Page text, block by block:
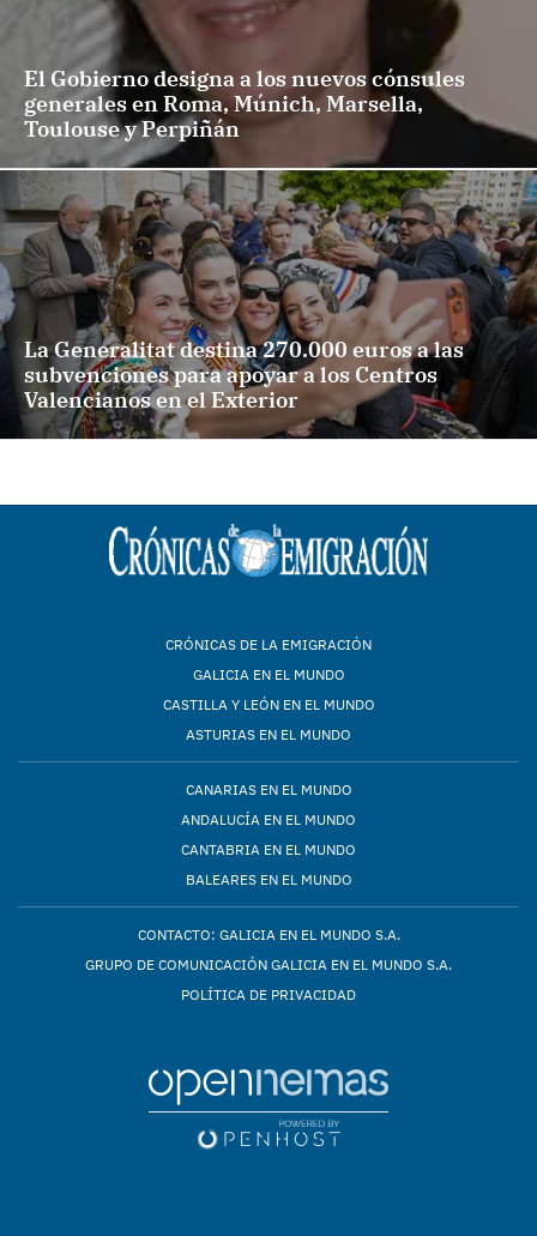
El Gobierno designa a los nuevos cónsules
generales en Roma, Múnich, Marsella,
Toulouse y Perpiñán
La Generalitat destina 270.000 euros a las
subvenciones para apoyar a los Centros
Valencianos en el Exterior
CRÓNICAS DE LA EMIGRACIÓN
GALICIA EN EL MUNDO
CASTILLA Y LEÓN EN EL MUNDO
ASTURIAS EN EL MUNDO
CANARIAS EN EL MUNDO
ANDALUCÍA EN EL MUNDO
CANTABRIA EN EL MUNDO
BALEARES EN EL MUNDO
CONTACTO: GALICIA EN EL MUNDO S.A.
GRUPO DE COMUNICACIÓN GALICIA EN EL MUNDO S.A.
POLÍTICA DE PRIVACIDAD